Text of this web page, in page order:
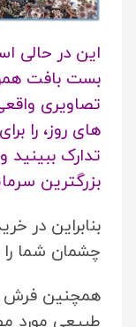
این در حالی
بست بافت
تصاویری
های روز، را
تدارک ببینید
بزرگترین
بنابراین در
چشمان شما را
همچنین فرش
طبیعی مورد